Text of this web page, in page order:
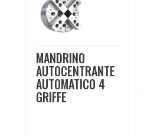
MANDRINO
AUTOCENTRANTE
AUTOMATICO 4
GRIFFE